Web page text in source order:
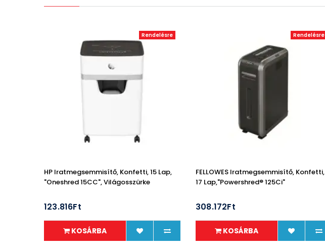
Rendelésre
HP Iratmegsemmisítő, Konfetti, 15 Lap,
"Oneshred 15CC", Világosszürke
123.816Ft
KOSÁRBA
Rendelésre
FELLOWES Iratmegsemmisítő, Konfetti,
17 Lap,"Powershred® 125Ci"
308.172Ft
KOSÁRBA